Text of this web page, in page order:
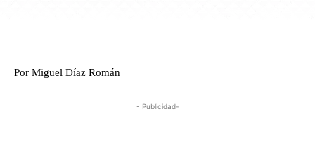
Por Miguel Díaz Román
- Publicidad-